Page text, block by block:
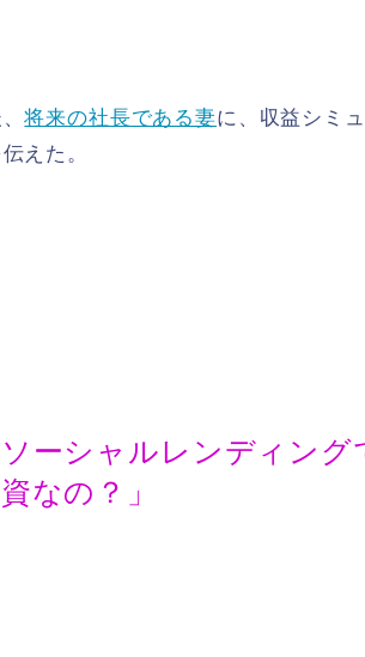
将来の社長である妻に、収益シミ
えた。
ーシャルレンディン
なの？」